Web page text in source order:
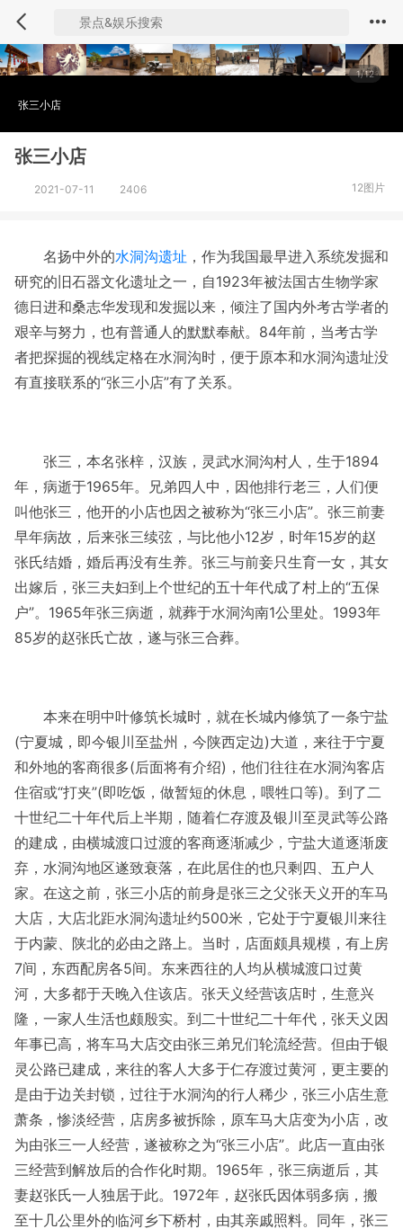
1/12
张三小店
张三小店
2021-07-11 2406 12图片
名扬中外的水洞沟遗址 ，作为我国最早进入系统发掘和
研究的旧石器文化遗址之一，自1923年被法国古生物学家
德日进和桑志华发现和发掘以来，倾注了国内外考古学者的
艰辛与努力，也有普通人的默默奉献。84年前，当考古学
者把探掘的视线定格在水洞沟时，便于原本和水洞沟遗址没
有直接联系的“张三小店”有了关系。
张三，本名张梓，汉族，灵武水洞沟村人，生于1894
年，病逝于1965年。兄弟四人中，因他排行老三，人们便
叫他张三，他开的小店也因之被称为“张三小店”。张三前妻
早年病故，后来张三续弦，与比他小12岁，时年15岁的赵
张氏结婚，婚后再没有生养。张三与前妾只生育一女，其女
出嫁后，张三夫妇到上个世纪的五十年代成了村上的“五保
户”。1965年张三病逝，就葬于水洞沟南1公里处。1993年
85岁的赵张氏亡故，遂与张三合葬。
本来在明中叶修筑长城时，就在长城内修筑了一条宁盐
(宁夏城，即今银川至盐州，今陕西定边)大道，来往于宁夏
和外地的客商很多(后面将有介绍)，他们往往在水洞沟客店
住宿或“打夹”(即吃饭，做暂短的休息，喂牲口等)。到了二
十世纪二十年代后上半期，随着仁存渡及银川至灵武等公路
的建成，由横城渡口过渡的客商逐渐减少，宁盐大道逐渐废
弃，水洞沟地区遂致衰落，在此居住的也只剩四、五户人
家。在这之前，张三小店的前身是张三之父张天义开的车马
大店，大店北距水洞沟遗址约500米，它处于宁夏银川来往
于内蒙、陕北的必由之路上。当时，店面颇具规模，有上房
7间，东西配房各5间。东来西往的人均从横城渡口过黄
河，大多都于天晚入住该店。张天义经营该店时，生意兴
隆，一家人生活也颇殷实。到二十世纪二十年代，张天义因
年事已高，将车马大店交由张三弟兄们轮流经营。但由于银
灵公路已建成，来往的客人大多于仁存渡过黄河，更主要的
是由于边关封锁，过往于水洞沟的行人稀少，张三小店生意
萧条，惨淡经营，店房多被拆除，原车马大店变为小店，改
为由张三一人经营，遂被称之为“张三小店”。此店一直由张
三经营到解放后的合作化时期。1965年，张三病逝后，其
妻赵张氏一人独居于此。1972年，赵张氏因体弱多病，搬
至十几公里外的临河乡下桥村，由其亲戚照料。同年，张三